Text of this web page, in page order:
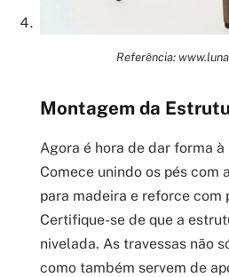
Referência:
Montagem da
Agora é hora de dar forma
Comece unindo os pés com
para madeira e reforce com
Certifique-se de que a
nivelada. As travessas não
como também servem de